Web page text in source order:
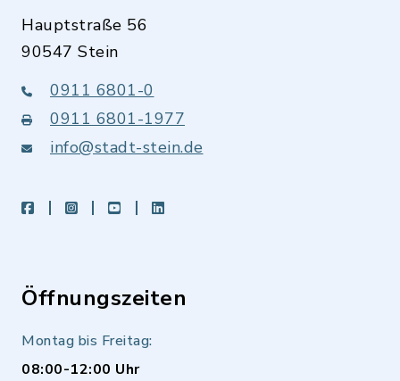
Hauptstraße 56
90547 Stein
0911 6801-0
0911 6801-1977
info@stadt-stein.de
facebookinstagramyoutubeLinkedIn
Öffnungszeiten
Montag bis Freitag:
08:00-12:00 Uhr